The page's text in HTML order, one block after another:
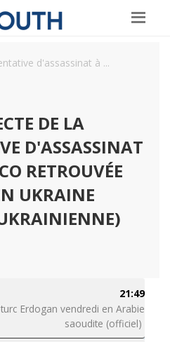
d'assassinat à ...
DE LA
D'ASSASSINAT
RETROUVÉE
UKRAINE
21:49
Erdogan vendredi en Arabie
saoudite (officiel)